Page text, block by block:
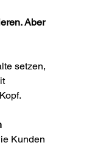
Aber
setzen,
Kunden